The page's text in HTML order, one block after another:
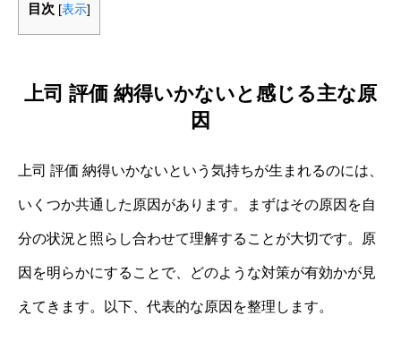
目次 [表示]
上司 評価 納得いかないと感じる主な原
因
上司 評価 納得いかないという気持ちが生まれるのには、
いくつか共通した原因があります。まずはその原因を自
分の状況と照らし合わせて理解することが大切です。原
因を明らかにすることで、どのような対策が有効かが見
えてきます。以下、代表的な原因を整理します。